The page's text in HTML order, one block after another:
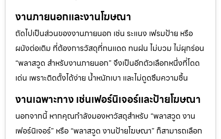
งานภายนอกและงานโฆษณา
ถัดไปเป็นส่วนของงานภายนอก เช่น ระแนง เฟรมป้าย หรือ
ผนังต่อเติม ที่ต้องการวัสดุที่ทนแดด ทนฝน ไม่บวม ไม่ผุกร่อน
“พลาสวูด สำหรับงานภายนอก” จึงเป็นอีกตัวเลือกหนึ่งที่โดด
เด่น เพราะติดตั้งได้ง่าย น้ำหนักเบา และไม่ดูดซึมความชื้น
งานเฉพาะทาง เช่นเฟอร์นิเจอร์และป้ายโฆษณา
นอกจากนี้ หากคุณกำลังมองหาวัสดุสำหรับ “พลาสวูด งาน
เฟอร์นิเจอร์” หรือ “พลาสวูด งานป้ายโฆษณา” ก็สามารถเลือก